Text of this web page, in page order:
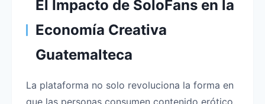
El Impacto de SoloFans en la
Economía Creativa
Guatemalteca
La plataforma no solo revoluciona la forma en
que las personas consumen contenido erótico,